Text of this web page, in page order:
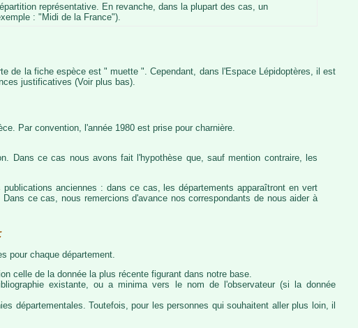
représentative. En revanche, dans la plupart des cas, un
: "Midi de la France").
de la fiche espèce est " muette ". Cependant, dans l'Espace Lépidoptères, il est
justificatives (Voir plus bas).
Par convention, l'année 1980 est prise pour charnière.
Dans ce cas nous avons fait l'hypothèse que, sauf mention contraire, les
anciennes : dans ce cas, les départements apparaîtront en vert
ce cas, nous remercions d'avance nos correspondants de nous aider à
pour chaque département.
celle de la donnée la plus récente figurant dans notre base.
existante, ou a minima vers le nom de l'observateur (si la donnée
départementales. Toutefois, pour les personnes qui souhaitent aller plus loin, il